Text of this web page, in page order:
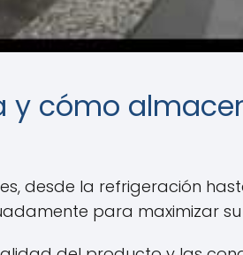
y cómo
desde la refrigeración
para maximizar